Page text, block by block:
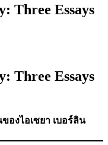
Three Essays
Three Essays
องไอเซยา เบอร์ลิน